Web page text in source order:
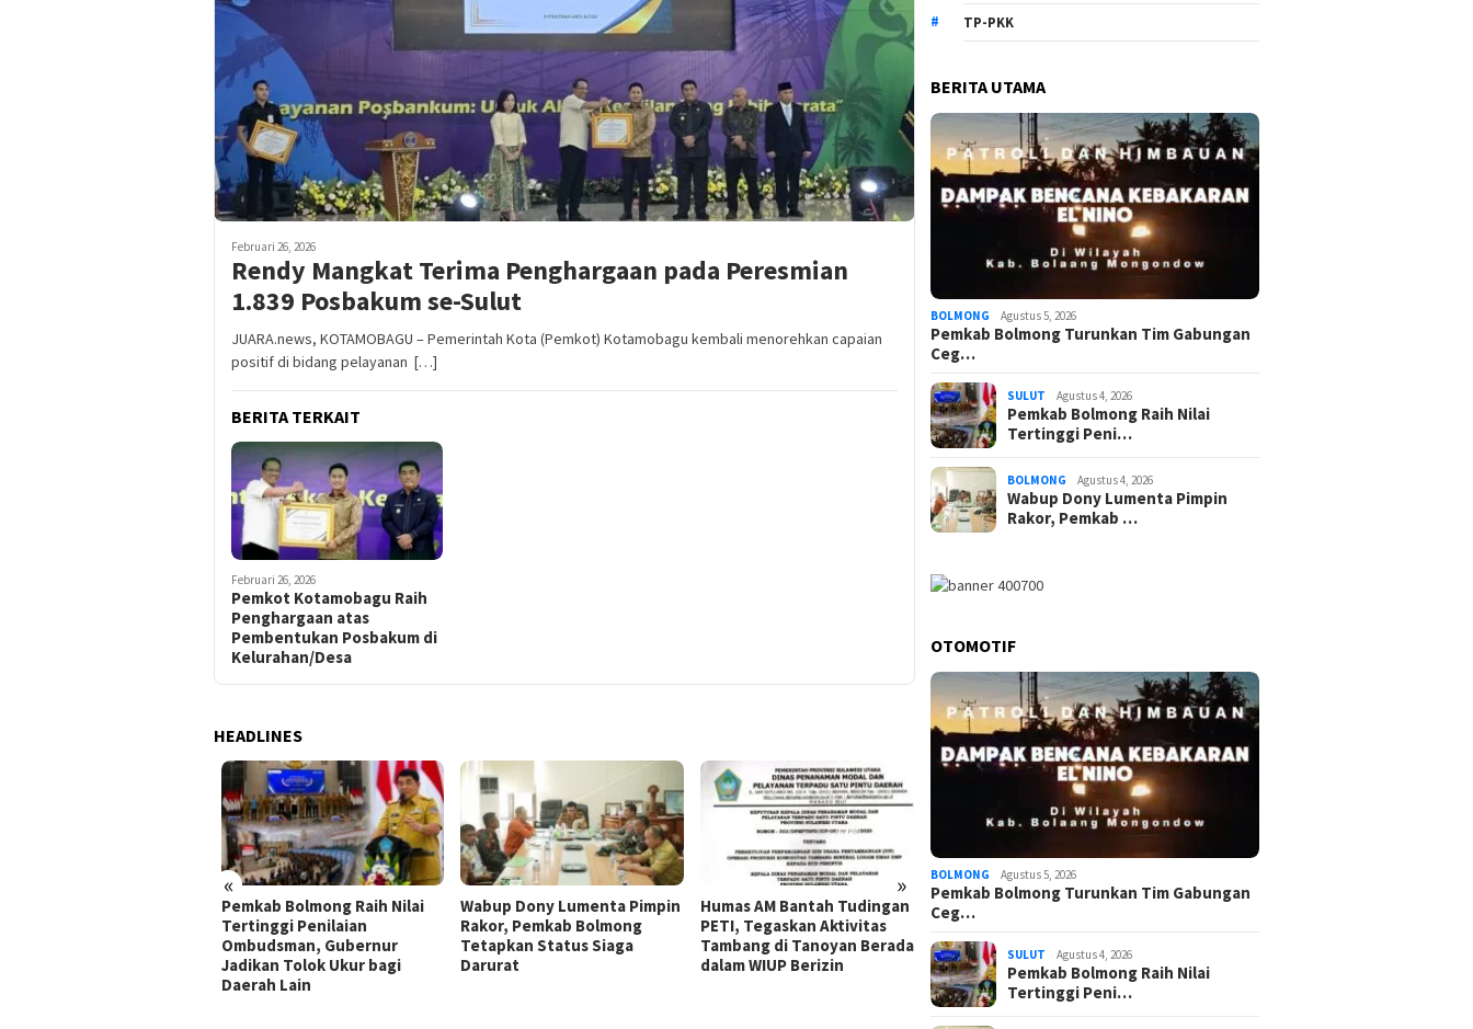
Februari 26, 2026
Rendy Mangkat Terima Penghargaan pada Peresmian
1.839 Posbakum se-Sulut
JUARA.news, KOTAMOBAGU – Pemerintah Kota (Pemkot) Kotamobagu kembali menorehkan capaian
positif di bidang pelayanan […]
BERITA TERKAIT
Februari 26, 2026
Pemkot Kotamobagu Raih
Penghargaan atas
Pembentukan Posbakum di
Kelurahan/Desa
HEADLINES
« »
Pemkab Bolmong Raih Nilai
Tertinggi Penilaian
Ombudsman, Gubernur
Jadikan Tolok Ukur bagi
Daerah Lain
Wabup Dony Lumenta Pimpin
Rakor, Pemkab Bolmong
Tetapkan Status Siaga
Darurat
Humas AM Bantah Tudingan
PETI, Tegaskan Aktivitas
Tambang di Tanoyan Berada
dalam WIUP Berizin
Wabup Dony Lumenta
Serahkan SK Plt kepada
Empat Pejabat Pemkab
Bolmong
Pemkab Bolmong Turunkan
TP-PKK
BERITA UTAMA
BOLMONG Agustus 5, 2026
Pemkab Bolmong Turunkan Tim Gabungan
Ceg…
SULUT Agustus 4, 2026
Pemkab Bolmong Raih Nilai
Tertinggi Peni…
BOLMONG Agustus 4, 2026
Wabup Dony Lumenta Pimpin
Rakor, Pemkab …
OTOMOTIF
BOLMONG Agustus 5, 2026
Pemkab Bolmong Turunkan Tim Gabungan
Ceg…
SULUT Agustus 4, 2026
Pemkab Bolmong Raih Nilai
Tertinggi Peni…